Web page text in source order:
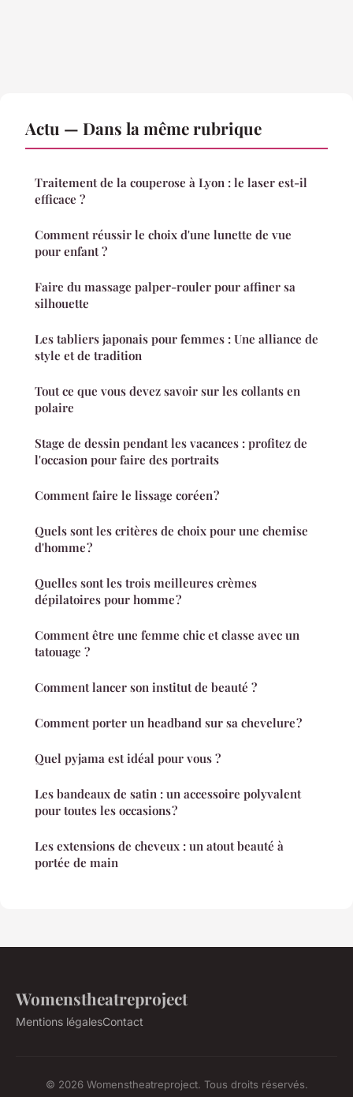
Actu — Dans la même rubrique
Traitement de la couperose à Lyon : le laser est-il
efficace ?
Comment réussir le choix d'une lunette de vue
pour enfant ?
Faire du massage palper-rouler pour affiner sa
silhouette
Les tabliers japonais pour femmes : Une alliance de
style et de tradition
Tout ce que vous devez savoir sur les collants en
polaire
Stage de dessin pendant les vacances : profitez de
l'occasion pour faire des portraits
Comment faire le lissage coréen ?
Quels sont les critères de choix pour une chemise
d'homme ?
Quelles sont les trois meilleures crèmes
dépilatoires pour homme ?
Comment être une femme chic et classe avec un
tatouage ?
Comment lancer son institut de beauté ?
Comment porter un headband sur sa chevelure ?
Quel pyjama est idéal pour vous ?
Les bandeaux de satin : un accessoire polyvalent
pour toutes les occasions ?
Les extensions de cheveux : un atout beauté à
portée de main
Womenstheatreproject
Mentions légalesContact
© 2026 Womenstheatreproject. Tous droits réservés.